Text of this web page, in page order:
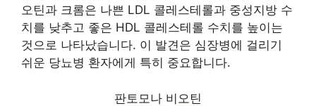
오틴과 크롬은 나쁜 LDL 콜레스테롤과 중성지방 수
치를 낮추고 좋은 HDL 콜레스테롤 수치를 높이는
것으로 나타났습니다. 이 발견은 심장병에 걸리기
쉬운 당뇨병 환자에게 특히 중요합니다.
판토모나 비오틴